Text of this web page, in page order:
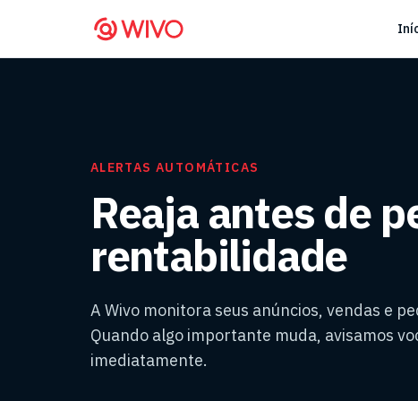
ALERTAS AUTOMÁTICAS
Reaja antes de
rentabilidade
A Wivo monitora seus anúncios, vendas e
Quando algo importante muda, avisamos
imediatamente.